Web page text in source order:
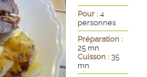
Pour : 4
personnes
Préparation :
25 mn
Cuisson : 35
mn